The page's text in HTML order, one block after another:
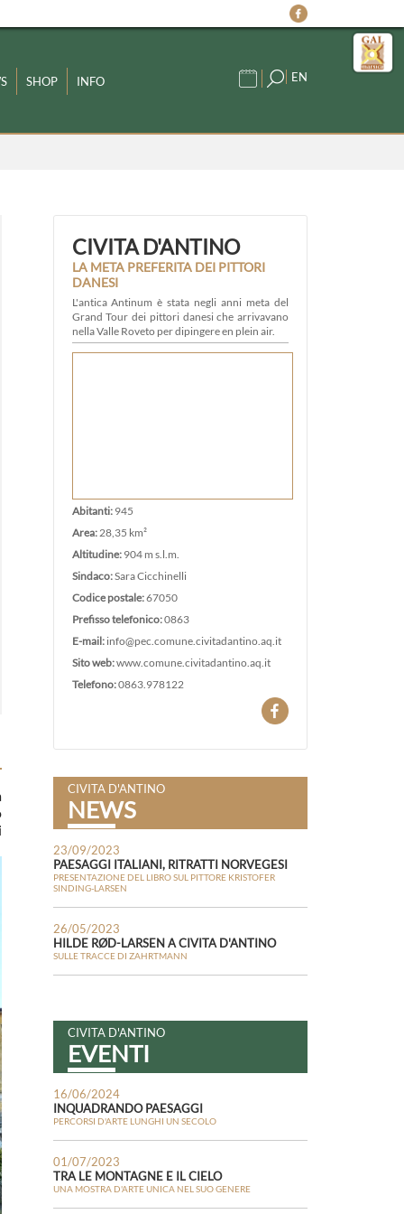
SHOP INFO EN
CIVITA D'ANTINO
LA META PREFERITA DEI PITTORI
DANESI
L'antica Antinum è stata negli anni meta del
Grand Tour dei pittori danesi che arrivavano
nella Valle Roveto per dipingere en plein air.
Abitanti: 945
Area: 28,35 km²
Altitudine: 904 m s.l.m.
Sindaco:Sara Cicchinelli
Codice postale:67050
Prefisso telefonico:0863
E-mail: info@pec.comune.civitadantino.aq.it
Sito web:www.comune.civitadantino.aq.it
Telefono:0863.978122
CIVITA D'ANTINO
NEWS
23/09/2023
PAESAGGI ITALIANI, RITRATTI NORVEGESI
PRESENTAZIONE DEL LIBRO SUL PITTORE KRISTOFER
SINDING-LARSEN
26/05/2023
HILDE RØD-LARSEN A CIVITA D'ANTINO
SULLE TRACCE DI ZAHRTMANN
CIVITA D'ANTINO
EVENTI
16/06/2024
INQUADRANDO PAESAGGI
PERCORSI D'ARTE LUNGHI UN SECOLO
01/07/2023
TRA LE MONTAGNE E IL CIELO
UNA MOSTRA D'ARTE UNICA NEL SUO GENERE